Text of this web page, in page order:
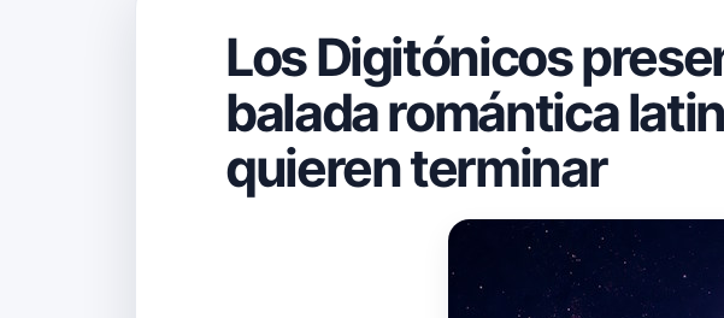
Los Digitónicos
balada romántica
quieren terminar